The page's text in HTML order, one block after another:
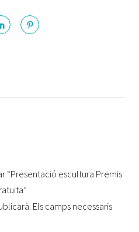
“Presentació escultura Premis
Els camps necessaris